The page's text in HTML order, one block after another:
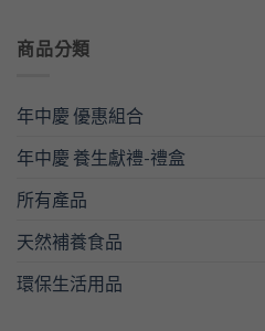
商品分類
年中慶 優惠組合
年中慶 養生獻禮-禮盒
所有產品
天然補養食品
環保生活用品